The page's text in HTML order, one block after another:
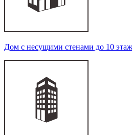
Дом с несущими стенами до 10